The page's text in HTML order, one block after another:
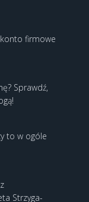
firmowe
Sprawdź,
to w ogóle
Strzyga-